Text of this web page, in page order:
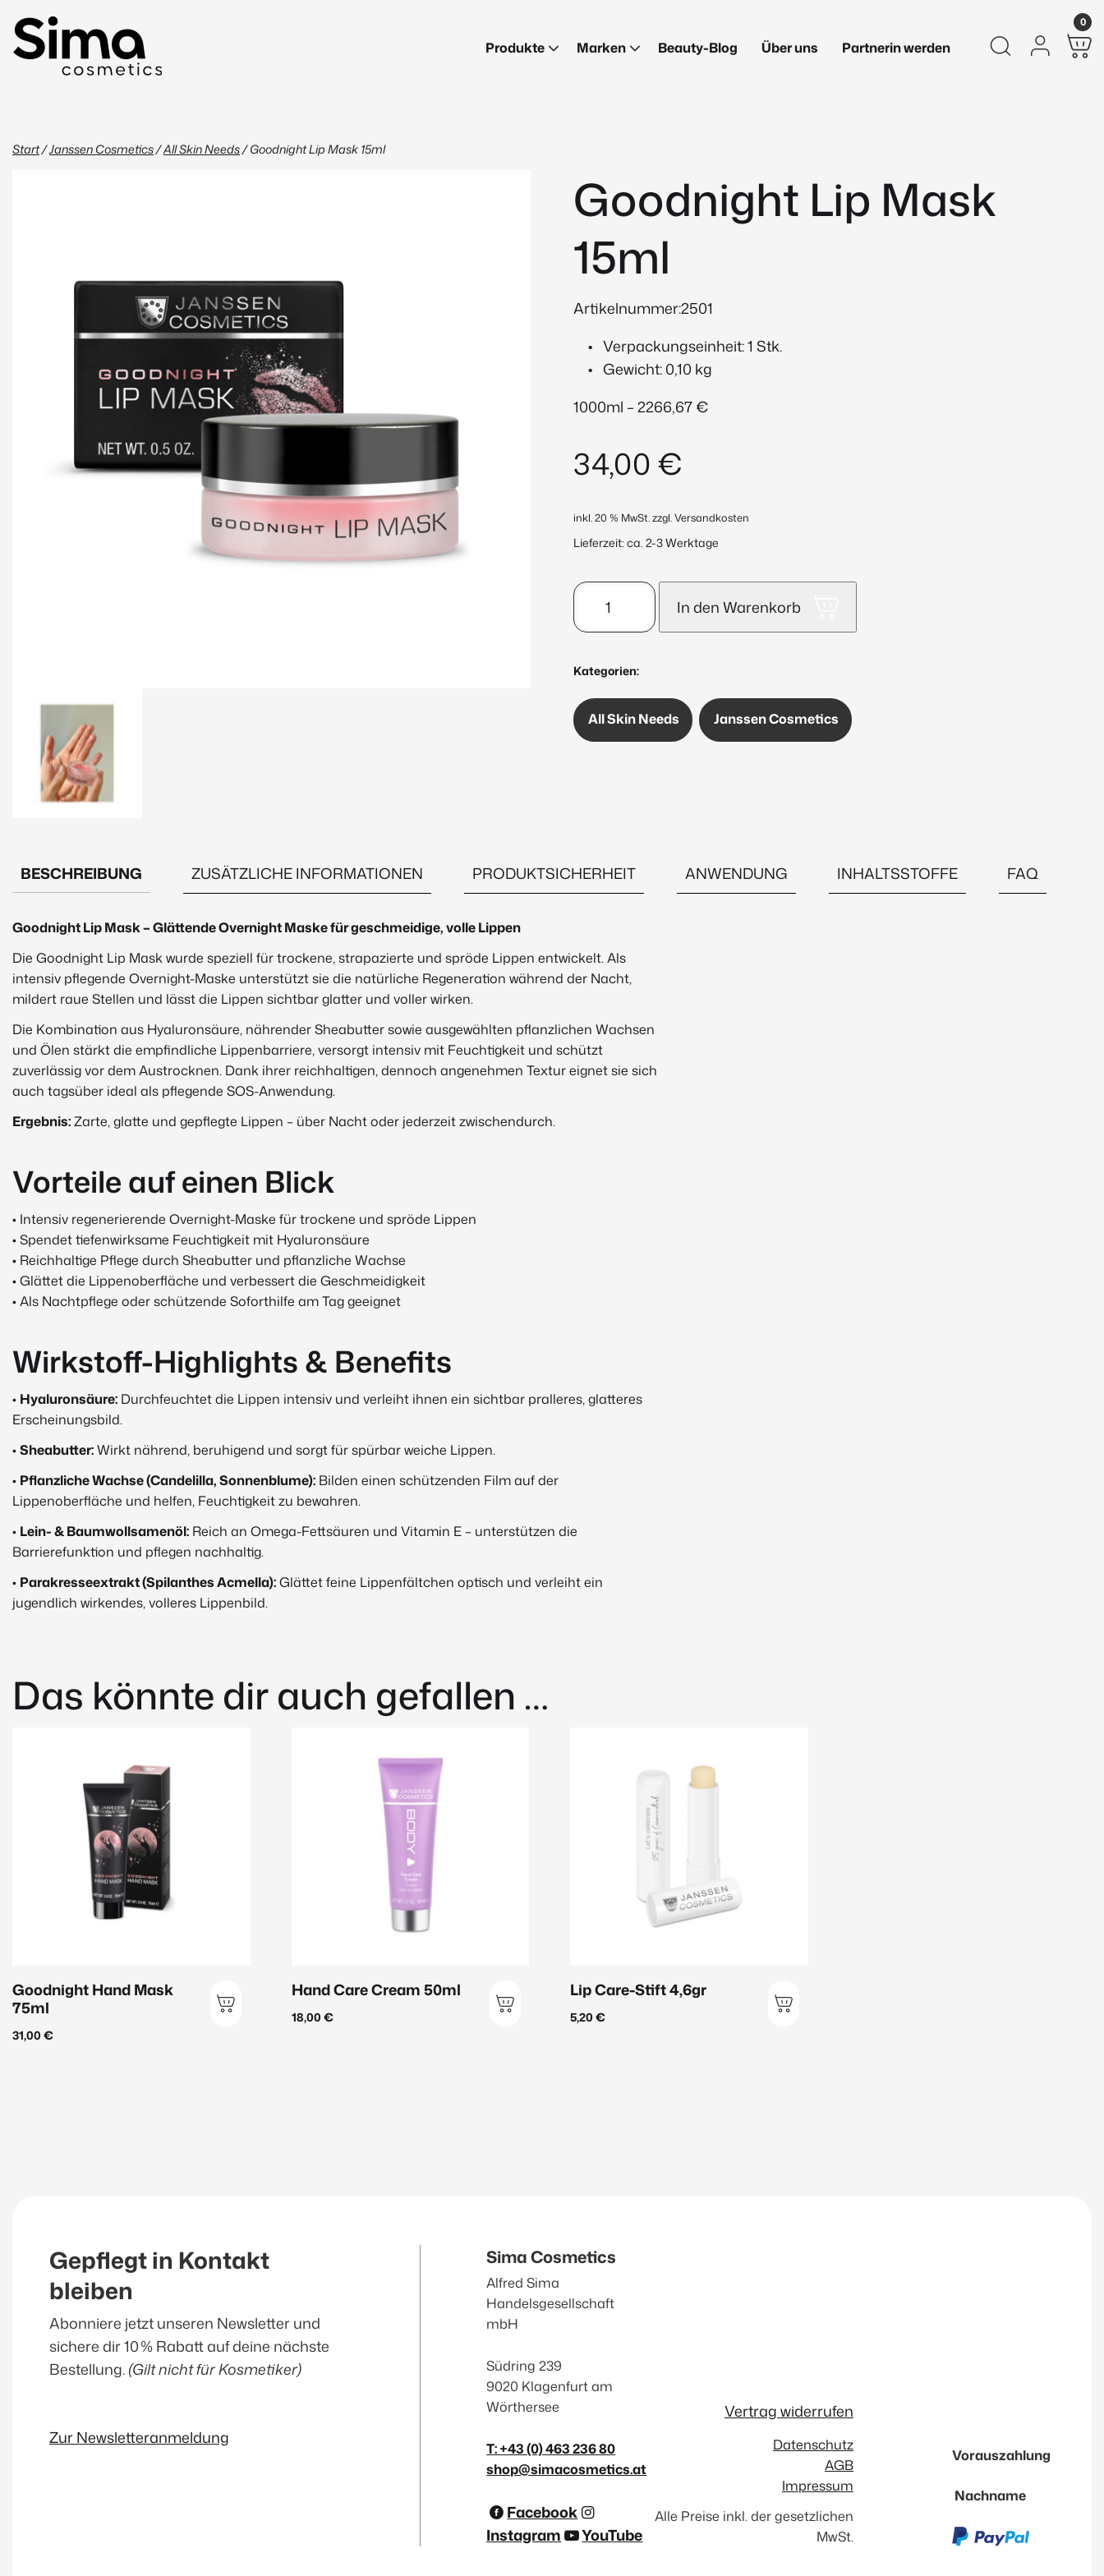
Produkte Marken Beauty-Blog Über uns Partnerin werden
0
Start/Janssen Cosmetics/All Skin Needs/ Goodnight Lip Mask 15ml
Goodnight Lip Mask
15ml
Artikelnummer:2501
Verpackungseinheit: 1 Stk.
Gewicht: 0,10 kg
1000ml – 2266,67 €
34,00€
inkl. 20 % MwSt.zzgl. Versandkosten
Lieferzeit:ca. 2-3 Werktage
Goodnight
Lip
Mask
15ml
Menge
In den Warenkorb
Kategorien:
All Skin Needs Janssen Cosmetics
BESCHREIBUNG ZUSÄTZLICHE INFORMATIONEN PRODUKTSICHERHEIT ANWENDUNG INHALTSSTOFFE FAQ
Beschreibung
Goodnight Lip Mask – Glättende Overnight Maske für geschmeidige, volle Lippen
Die Goodnight Lip Mask wurde speziell für trockene, strapazierte und spröde Lippen entwickelt. Als
intensiv pflegende Overnight-Maske unterstützt sie die natürliche Regeneration während der Nacht,
mildert raue Stellen und lässt die Lippen sichtbar glatter und voller wirken.
Die Kombination aus Hyaluronsäure, nährender Sheabutter sowie ausgewählten pflanzlichen Wachsen
und Ölen stärkt die empfindliche Lippenbarriere, versorgt intensiv mit Feuchtigkeit und schützt
zuverlässig vor dem Austrocknen. Dank ihrer reichhaltigen, dennoch angenehmen Textur eignet sie sich
auch tagsüber ideal als pflegende SOS-Anwendung.
Ergebnis:Zarte, glatte und gepflegte Lippen – über Nacht oder jederzeit zwischendurch.
Vorteile auf einen Blick
• Intensiv regenerierende Overnight-Maske für trockene und spröde Lippen
• Spendet tiefenwirksame Feuchtigkeit mit Hyaluronsäure
• Reichhaltige Pflege durch Sheabutter und pflanzliche Wachse
• Glättet die Lippenoberfläche und verbessert die Geschmeidigkeit
• Als Nachtpflege oder schützende Soforthilfe am Tag geeignet
Wirkstoff-Highlights & Benefits
• Hyaluronsäure: Durchfeuchtet die Lippen intensiv und verleiht ihnen ein sichtbar pralleres, glatteres
Erscheinungsbild.
•Sheabutter:Wirkt nährend, beruhigend und sorgt für spürbar weiche Lippen.
• Pflanzliche Wachse (Candelilla, Sonnenblume): Bilden einen schützenden Film auf der
Lippenoberfläche und helfen, Feuchtigkeit zu bewahren.
• Lein- & Baumwollsamenöl: Reich an Omega-Fettsäuren und Vitamin E – unterstützen die
Barrierefunktion und pflegen nachhaltig.
• Parakresseextrakt (Spilanthes Acmella):Glättet feine Lippenfältchen optisch und verleiht ein
jugendlich wirkendes, volleres Lippenbild.
Das könnte dir auch gefallen …
Goodnight Hand Mask
75ml
31,00 €
Hand Care Cream 50ml
18,00 €
Lip Care-Stift 4,6gr
5,20€
Gepflegt in Kontakt
bleiben
Abonniere jetzt unseren Newsletter und
sichere dir 10 % Rabatt auf deine nächste
Bestellung.(Gilt nicht für Kosmetiker)
Zur Newsletteranmeldung
Sima Cosmetics
Alfred Sima
Handelsgesellschaft
mbH
Südring 239
9020 Klagenfurt am
Wörthersee
T: +43 (0) 463 236 80
shop@simacosmetics.at
Facebook
Instagram
YouTube
Vertrag widerrufen
Datenschutz
AGB
Impressum
Alle Preise inkl. der gesetzlichen
MwSt.
Vorauszahlung
Nachname